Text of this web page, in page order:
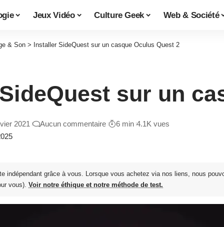
Jeux Vidéo Culture Geek Web & Société
& Son > Installer SideQuest sur un casque Oculus Quest 2
sur un
2021 Aucun commentaire 6 min 4.1K vues
indépendant grâce à vous. Lorsque vous achetez via nos liens, nous
vous). Voir notre éthique et notre méthode de test.